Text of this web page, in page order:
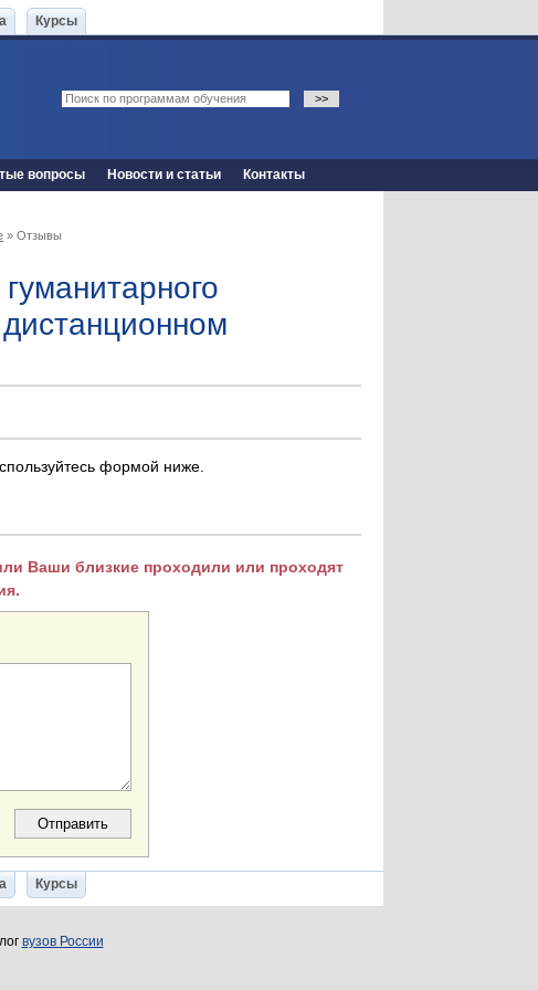
Курсы
вопросы Новости и статьи Контакты
» Отзывы
формой ниже.
Ваши близкие проходили или проходят
Курсы
вузов России